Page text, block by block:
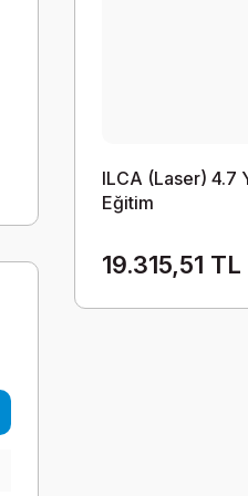
ILCA (Laser) 4.7
Eğitim
19.315,51 TL